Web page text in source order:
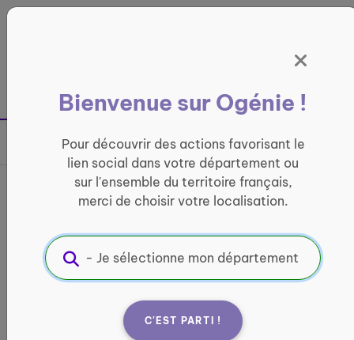
France entière
Bienvenue sur Ogénie !
Pour découvrir des actions favorisant le
lien social dans votre département ou
sur l'ensemble du territoire français,
merci de choisir votre localisation.
C'EST PARTI !
Partager sur
Les Petites Mains
CONVIVIALITÉ
Informations pratiques :
Du 11 juin 2026 au 25 juillet 2027
Panneau de gestion des cookies